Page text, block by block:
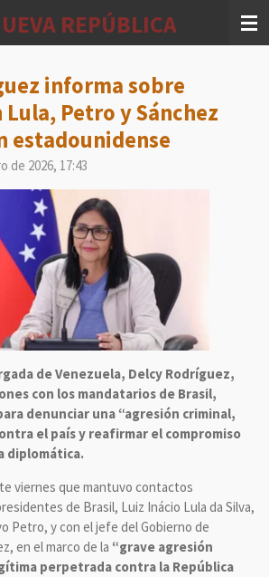
REPÚBLICA
informa sobre
Petro y Sánchez
estadounidense
de 2026, 17:43
de Venezuela, Delcy Rodríguez,
con los mandatarios de Brasil,
denunciar una “agresión criminal,
el país y reafirmar el compromiso
diplomática.
viernes que mantuvo contactos
de Brasil, Luiz Inácio Lula da Silva,
Petro, y con el jefe del Gobierno de
en el marco de la “grave agresión
perpetrada contra la República